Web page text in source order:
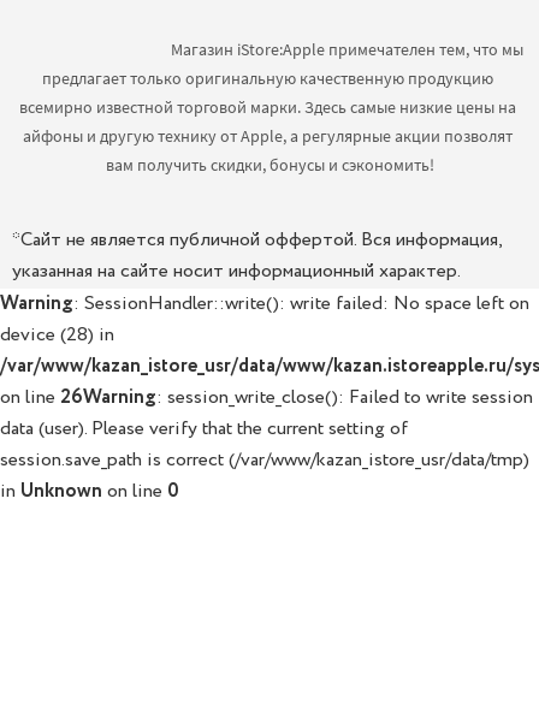
предлагает только оригинальную качественную продукцию
всемирно известной торговой марки. Здесь самые низкие цены на
айфоны и другую технику от Apple, а регулярные акции позволят
вам получить скидки, бонусы и сэкономить!
*Сайт не является публичной оффертой. Вся информация,
указанная на сайте носит информационный характер.
Warning: SessionHandler::write(): write failed: No space left on
device (28) in
/var/www/kazan_istore_usr/data/www/kazan.istoreapple.ru/
on line 26Warning: session_write_close(): Failed to write session
data (user). Please verify that the current setting of
session.save_path is correct (/var/www/kazan_istore_usr/data/tmp)
in Unknown on line 0